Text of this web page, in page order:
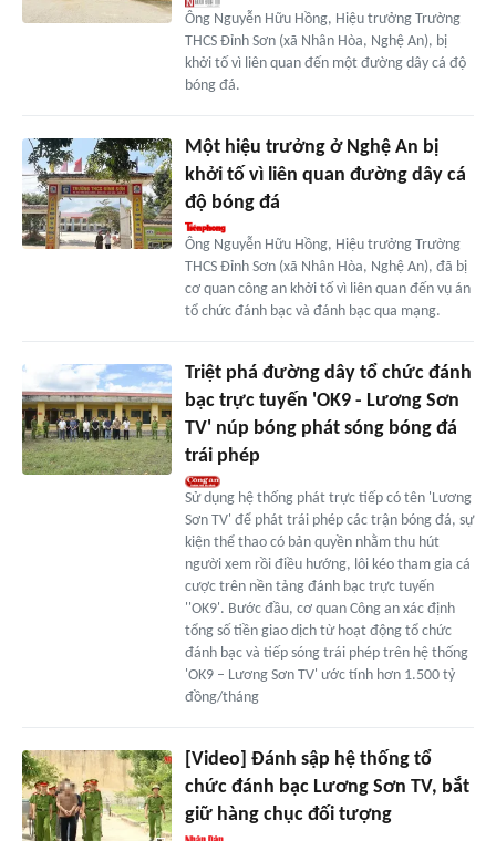
Ông Nguyễn Hữu Hồng, Hiệu trưởng Trường
THCS Đỉnh Sơn (xã Nhân Hòa, Nghệ An), bị
khởi tố vì liên quan đến một đường dây cá độ
bóng đá.
Một hiệu trưởng ở Nghệ An bị
khởi tố vì liên quan đường dây cá
độ bóng đá
Ông Nguyễn Hữu Hồng, Hiệu trưởng Trường
THCS Đỉnh Sơn (xã Nhân Hòa, Nghệ An), đã bị
cơ quan công an khởi tố vì liên quan đến vụ án
tổ chức đánh bạc và đánh bạc qua mạng.
Triệt phá đường dây tổ chức đánh
bạc trực tuyến 'OK9 - Lương Sơn
TV' núp bóng phát sóng bóng đá
trái phép
Sử dụng hệ thống phát trực tiếp có tên 'Lương
Sơn TV' để phát trái phép các trận bóng đá, sự
kiện thể thao có bản quyền nhằm thu hút
người xem rồi điều hướng, lôi kéo tham gia cá
cược trên nền tảng đánh bạc trực tuyến
''OK9'. Bước đầu, cơ quan Công an xác định
tổng số tiền giao dịch từ hoạt động tổ chức
đánh bạc và tiếp sóng trái phép trên hệ thống
'OK9 – Lương Sơn TV' ước tính hơn 1.500 tỷ
đồng/tháng
[Video] Đánh sập hệ thống tổ
chức đánh bạc Lương Sơn TV, bắt
giữ hàng chục đối tượng